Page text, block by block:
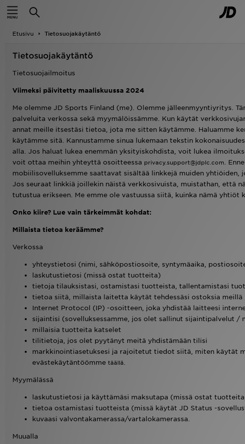
Etusivu Tietosuojakäytäntö
Tietosuojakäytäntö
Tietosuojailmoitus
Viimeksi päivitetty maaliskuussa 2024
Me olemme JD Sports Finland (me). Olemme jälleenmyyntiyritys.
palveluita verkossa sekä myymälöissämme. Kun käytät
annat meille itsestäsi tietoa, jota me sitten käytämme. Haluamme
käytämme sitä. Kannustamme sinua lukemaan tekstin
alla. Jos haluat lukea enemmän yksityiskohdista, voit lukea
voit ottaa meihin yhteyttä osoitteessa privacy.support@jdplc.com.
mobiilisovelluksemme saattavat sisältää linkkejä muiden yhtiöiden,
Jos seuraat linkkiä joillekin näistä verkkosivuista, muistathan, että
tutustua erikseen. Me emme ole vastuussa siitä, kuinka nämä yhtiöt
Onko kiire? Lue vain tärkeimmät kohdat:
Millaista tietoa keräämme?
Verkossa
yhteystietosi (nimi, sähköpostiosoite, syntymäaika,
laskutustietosi (missä ostat tuotteita)
tietoja tilauksistasi, ostamistasi tuotteista, tallentamistasi
tietoa siitä, millaista laitetta käytät tehdessäsi ostoksia meillä
Internet Protocol (IP) -osoitteen, joka yhdistää laitteesi
sijaintisi (sovelluksessamme, jos olet sallinut sijaintipalvelut /
millaisia tuotteita katselet
tilitietoja, jos olet pyytänyt meitä yhdistämään tilisi
markkinointiasetuksesi ja rajoitetut tiedot siitä, miten käytät
evästekäytäntöömme täällä.
Myymälässä
laskutustietosi ja käyttämäsi maksutapa (missä ostat
tietoa ostamistasi tuotteista (missä käytät JD Status -
kuvaasi valvontakamerassa/vartalokamerassa.
Muualla
Etusivu
Miehet
Lapset
Suosikit
Tuotemerkit
Inspiroidu
Urheilu
Lataa JD-sovellus
Minun JD
Minun viestini